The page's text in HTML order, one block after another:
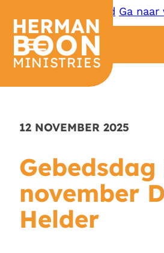
Ga naar hoofdinhoud Ga
MINISTRIES
BOON
HERMAN
12 NOVEMBER 2025
Gebedsdag
november
Helder